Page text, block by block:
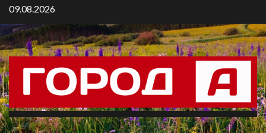
09.08.2026